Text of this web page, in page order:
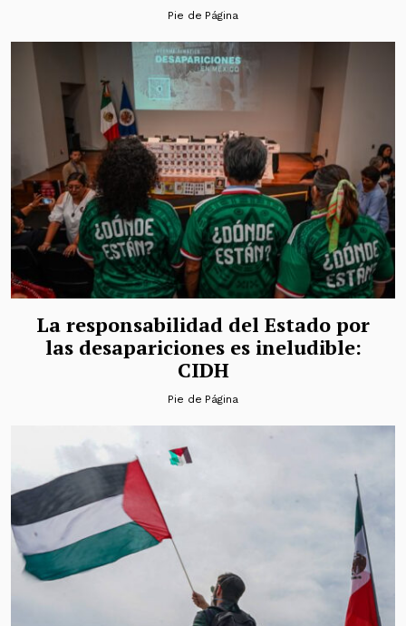
Pie de Página
La responsabilidad del Estado por
las desapariciones es ineludible:
CIDH
Pie de Página